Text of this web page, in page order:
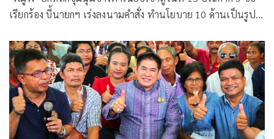
เรียกร้อง บี้นายกฯ เร่งลงนามคำสั่ง ทำนโยบาย 10 ด้านเป็นรูป